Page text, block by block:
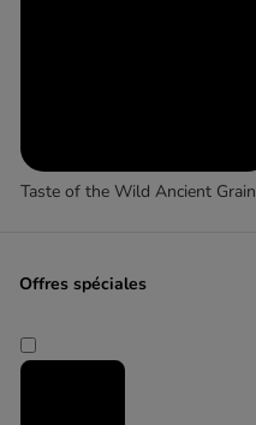
Royal Canin Breed
Royal Canin CARE Nutrition
Wolf of Wilderness
Taste of the Wild Ancient Grain
Offres spéciales